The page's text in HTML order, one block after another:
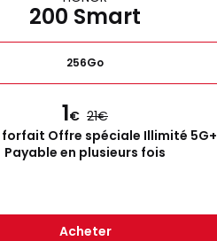
200 Smart
256Go
1€ 21
forfait Offre spéciale Illimité 5G+
Payable en plusieurs fois
Acheter